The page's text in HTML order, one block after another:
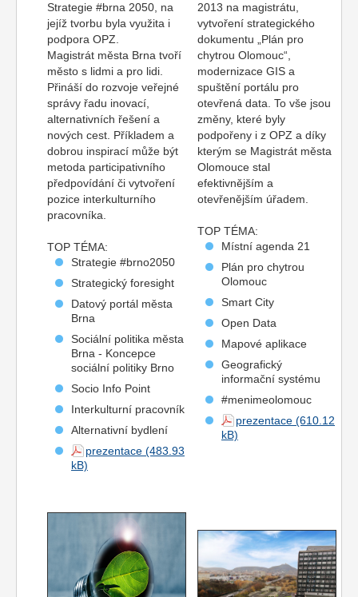
Strategie #brna 2050, na
jejíž tvorbu byla využita i
podpora OPZ.
Magistrát města Brna tvoří
město s lidmi a pro lidi.
Přináší do rozvoje veřejné
správy řadu inovací,
alternativních řešení a
nových cest. Příkladem a
dobrou inspirací může být
metoda participativního
předpovídání či vytvoření
pozice interkulturního
pracovníka.
TOP TÉMA:
Strategie #brno2050
Strategický foresight
Datový portál města
Brna
Sociální politika města
Brna - Koncepce
sociální politiky Brno
Socio Info Point
Interkulturní pracovník
Alternativní bydlení
prezentace
2013 na magistrátu,
vytvoření strategického
dokumentu „Plán pro
chytrou Olomouc“,
modernizace GIS a
spuštění portálu pro
otevřená data. To vše jsou
změny, které byly
podpořeny i z OPZ a díky
kterým se Magistrát města
Olomouce stal
efektivnějším a
otevřenějším úřadem.
TOP TÉMA:
Místní agenda 21
Plán pro chytrou
Olomouc
Smart City
Open Data
Mapové aplikace
Geografický
informační systému
#menimeolomouc
prezentace